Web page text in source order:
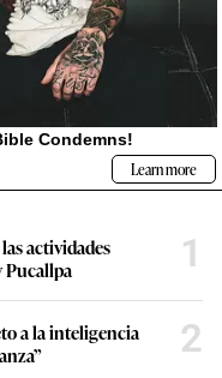
actividades
Pucallpa
1
a la inteligencia
2